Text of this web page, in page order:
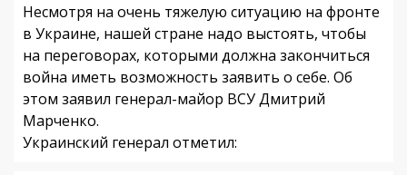
Несмотря на очень тяжелую ситуацию на фронте
в Украине, нашей стране надо выстоять, чтобы
на переговорах, которыми должна закончиться
война иметь возможность заявить о себе. Об
этом заявил генерал-майор ВСУ Дмитрий
Марченко.
Украинский генерал отметил: